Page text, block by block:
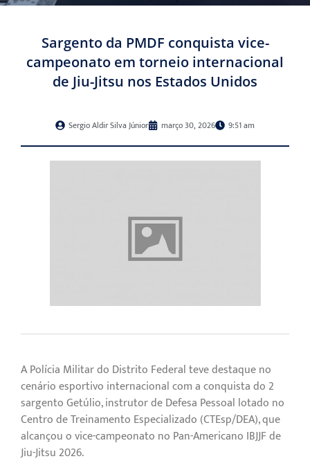
Sargento da PMDF conquista vice-
campeonato em torneio internacional
de Jiu-Jitsu nos Estados Unidos
Sergio Aldir Silva Júnior março 30, 2026 9:51 am
A Polícia Militar do Distrito Federal teve destaque no
cenário esportivo internacional com a conquista do 2º
sargento Getúlio, instrutor de Defesa Pessoal lotado no
Centro de Treinamento Especializado (CTEsp/DEA), que
alcançou o vice-campeonato no Pan-Americano IBJJF de
Jiu-Jitsu 2026.